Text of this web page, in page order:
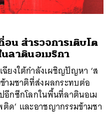
น สำรวจการเติบโต
นลาตินอเมริกา
ยงใต้กำลังเผชิญปัญหา ‘ส
ามชาติที่ส่งผลกระทบต่อ
กซีกโลกในพื้นที่ลาตินอเม
ด’ และอาชญากรรมข้ามชา